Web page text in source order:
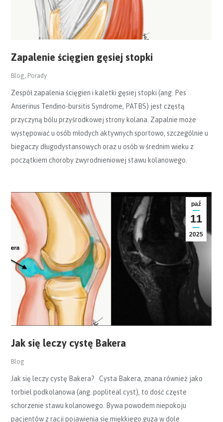
Zapalenie ścięgien gęsiej stopki
Blog, Porady
Zespół zapalenia ścięgien i kaletki gęsiej stopki (ang. Pes
Anserinus Tendino-bursitis Syndrome, PATBS) jest częstą
przyczyną bólu przyśrodkowej strony kolana. Zapalnie może
występować u osób młodych aktywnych sportowo, szczególnie u
biegaczy długodystansowych oraz u osób w średnim wieku z
początkiem choroby zwyrodnieniowej stawu kolanowego.
paź
11
2025
Jak się leczy cystę Bakera
Blog
Jak się leczy cystę Bakera? Cysta Bakera, znana również jako
torbiel podkolanowa (ang. popliteal cyst), to dość częste
schorzenie stawu kolanowego. Bywa powodem niepokoju
pacjentów z racji pojawienia się miękkiego guza w dole